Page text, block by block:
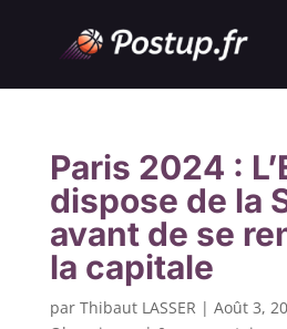
Paris 2024 :
dispose de la
avant de se
la capitale
par Thibaut LASSER | Août 3,